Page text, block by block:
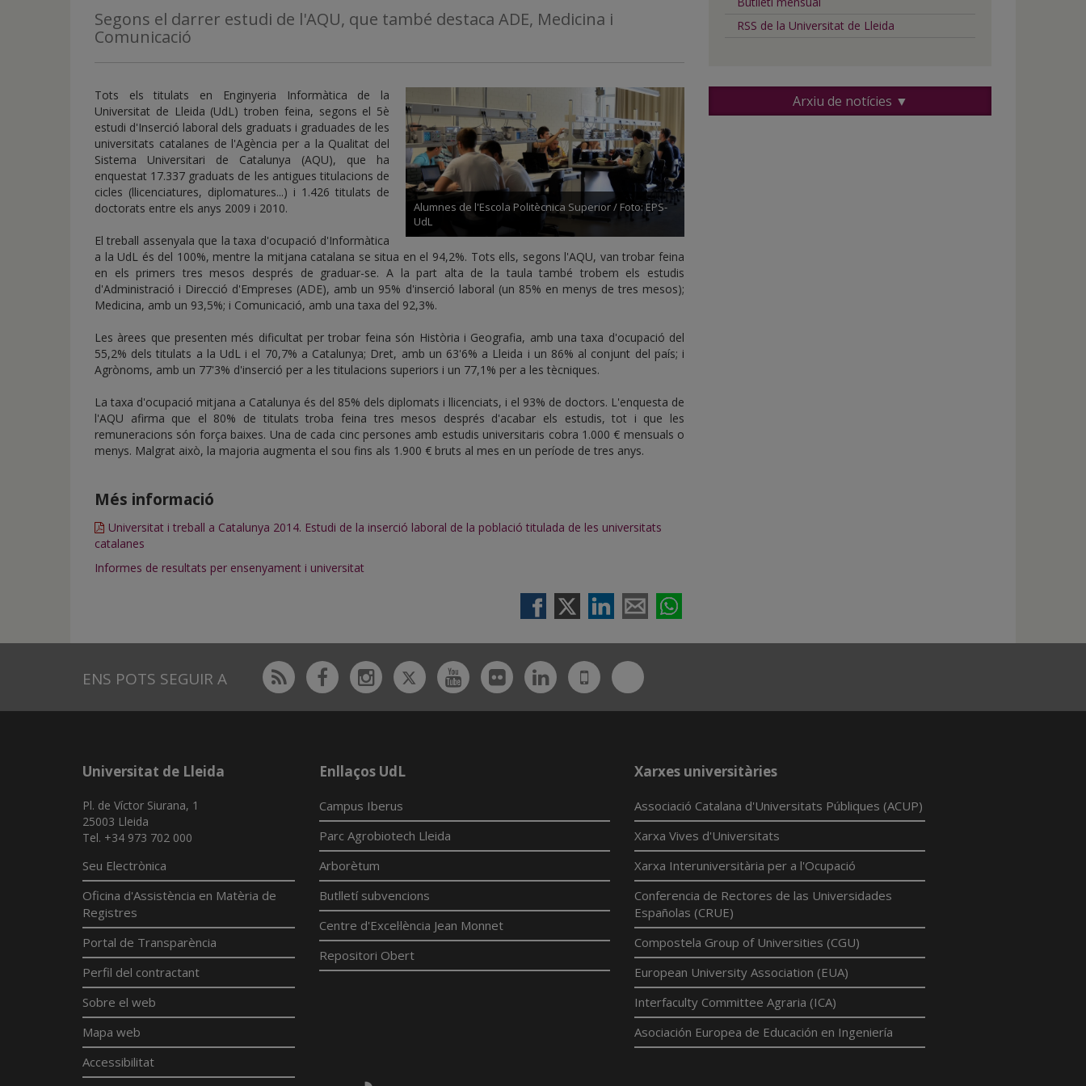
inicio
Segons el darrer estudi de l'AQU, que també destaca ADE, Medicina i
Comunicació
Alumnes de l'Escola Politècnica Superior / Foto: EPS-
UdL
Tots els titulats en Enginyeria Informàtica de la
Universitat de Lleida (UdL) troben feina, segons el 5è
estudi d'Inserció laboral dels graduats i graduades de les
universitats catalanes de l'Agència per a la Qualitat del
Sistema Universitari de Catalunya (AQU), que ha
enquestat 17.337 graduats de les antigues titulacions de
cicles (llicenciatures, diplomatures...) i 1.426 titulats de
doctorats entre els anys 2009 i 2010.
El treball assenyala que la taxa d'ocupació d'Informàtica
a la UdL és del 100%, mentre la mitjana catalana se situa en el 94,2%. Tots ells, segons l'AQU, van trobar feina
en els primers tres mesos després de graduar-se. A la part alta de la taula també trobem els estudis
d'Administració i Direcció d'Empreses (ADE), amb un 95% d'inserció laboral (un 85% en menys de tres mesos);
Medicina, amb un 93,5%; i Comunicació, amb una taxa del 92,3%.
Les àrees que presenten més dificultat per trobar feina són Història i Geografia, amb una taxa d'ocupació del
55,2% dels titulats a la UdL i el 70,7% a Catalunya; Dret, amb un 63'6% a Lleida i un 86% al conjunt del país; i
Agrònoms, amb un 77'3% d'inserció per a les titulacions superiors i un 77,1% per a les tècniques.
La taxa d'ocupació mitjana a Catalunya és del 85% dels diplomats i llicenciats, i el 93% de doctors. L'enquesta de
l'AQU afirma que el 80% de titulats troba feina tres mesos després d'acabar els estudis, tot i que les
remuneracions són força baixes. Una de cada cinc persones amb estudis universitaris cobra 1.000 € mensuals o
menys. Malgrat això, la majoria augmenta el sou fins als 1.900 € bruts al mes en un període de tres anys.
Més informació
Universitat i treball a Catalunya 2014. Estudi de la inserció laboral de la població titulada de les universitats
catalanes
Informes de resultats per ensenyament i universitat
RSS de la Universitat de Lleida
Arxiu de notícies ▼
ENS POTS SEGUIR A Rss FacebookInstagram
TwitterYoutubeFlickrLinkedin
UdL
App
Bluesky
Universitat de Lleida
Pl. de Víctor Siurana, 1
25003 Lleida
Tel. +34 973 702 000
Seu Electrònica
Oficina d'Assistència en Matèria de
Registres
Portal de Transparència
Perfil del contractant
Sobre el web
Mapa web
Accessibilitat
Enllaços UdL
Campus Iberus
Parc Agrobiotech Lleida
Arborètum
Butlletí subvencions
Centre d'Excel·lència Jean Monnet
Repositori Obert
Xarxes universitàries
Associació Catalana d'Universitats Públiques (ACUP)
Xarxa Vives d'Universitats
Xarxa Interuniversitària per a l'Ocupació
Conferencia de Rectores de las Universidades
Españolas (CRUE)
Compostela Group of Universities (CGU)
European University Association (EUA)
Interfaculty Committee Agraria (ICA)
Asociación Europea de Educación en Ingeniería